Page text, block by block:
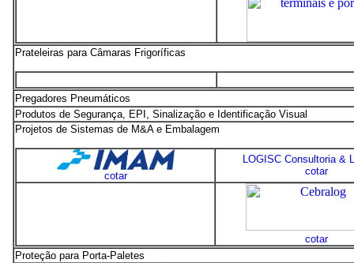
Prateleiras para Câmaras Frigoríficas
Pregadores Pneumáticos
Produtos de Segurança, EPI, Sinalização e Identificação Visual
Projetos de Sistemas de M&A e Embalagem
cotar
LOGISC Consultoria &
cotar
cotar
Proteção para Porta-Paletes